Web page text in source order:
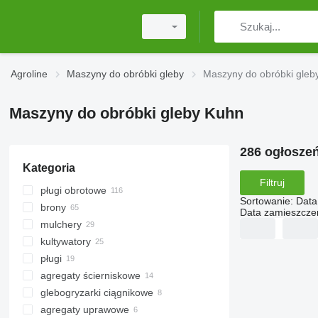
Agroline Maszyny do obróbki gleby Maszyny do obróbki
Maszyny do obróbki gleby Kuhn
Kategoria
pługi obrotowe
brony
brony talerzowe
brony wirnikowe
brony chwastowniki
brony zębowe
mulchery
mulczery ciągniki
kultywatory
pługi
agregaty ścierniskowe
glebogryzarki ciągnikowe
agregaty uprawowe
286
Filtruj
Sortowanie:
Data